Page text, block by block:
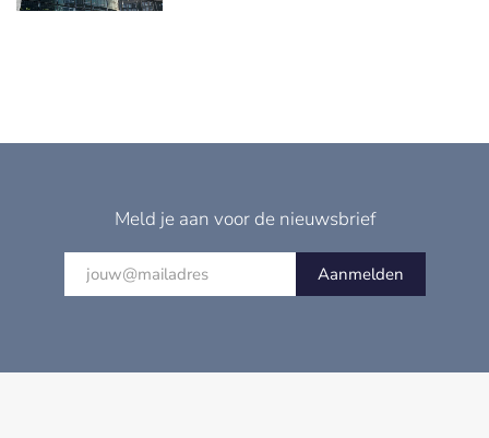
Meld je aan voor de nieuwsbrief
Aanmelden